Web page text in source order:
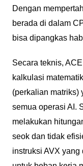
Dengan
berada di dalam
bisa dipangkas
Secara teknis,
kalkulasi
(perkalian matriks)
semua operasi AI.
melakukan
seok dan tidak
instruksi AVX